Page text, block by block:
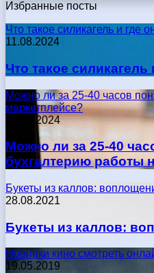
Избранные посты
Что такое силикагель и где
11.08.2024
Что такое силикагель
Можно ли за 25-40 часов
маркетплейсе?
17.05.2024
Можно ли за 25-40
бухгалтерию работы
Букеты из каллов:
28.08.2021
Букеты из каллов:
Новинки кино смотреть
19.05.2019